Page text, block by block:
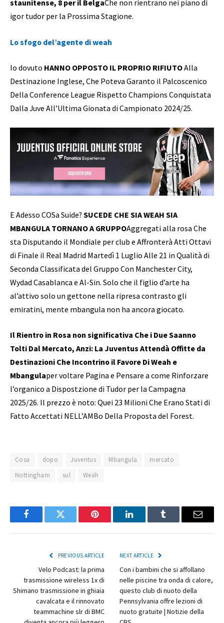
staunitense, 8 per il BelgaChe non rientrano nei piano di
igor tudor per la Prossima Stagione.
Lo sfogo del’agente di weah
Io dovuto HANNO OPPOSTO IL PROPRIO RIFIUTOAlla
Destinazione Inglese, Che Poteva Garanto il Palcoscenico
Della Conference League Rispetto Champions Conquistata
Dalla Juve All’Ultima Gionata di Campionato 2024/25.
E Adesso COSa Suide? SUCEDE CHE SIA WEAH SIA
MBANGULA TORNANO A GRUPPOAggregati alla rosa Che
sta Disputando il Mondiale per club e Affronterà Atti Ottavi
di Finale il Real Madrid Martedì 1 Luglio Alle 21 in Qualità di
Seconda Classificata del Gruppo Con Manchester City,
Wydad Casablanca e Al-Sin. Solo che il figlio d’arte ha
al’attivo solo un gettone nella ripresa contrasto gli
emiratini, mente mbangula non ha ancora giocato.
Il Rientro in Rosa non significativa Che i Due Saanno
Tolti Dal Mercato, Anzi: La Juventus Attendà Offitte da
Destinazioni Che Incontrino il Favore Di Weah e
Mbangulaper voltare Pagina e Pensare a come Rinforzare
l’organico a Dispostzione di Tudor per la Campagna
2025/26. Il prezzo è noto: Quei 23 Milioni Che Erano Stati di
Fatto Accettati NELL’AMBo Della Proposta del Forest.
Cosa dopo Juventus Mbangula
mercato
Nottingham
sul Weah
FacebookTwitter Pinterest LinkedInTumblr Email
PREVIOUS ARTICLE
Velo Podcast: la prima
trasmissione wireless 1x di
Shimano trasmissione in ghiaia
cavalcata e il rinnovato
teammachine slr di BMC
NEXT ARTICLE
Con i bambini che si affollano
nelle piscine tra onda di calore,
questo club di nuoto della
Pennsylvania offre lezioni di
nuoto gratuite | Notizie della